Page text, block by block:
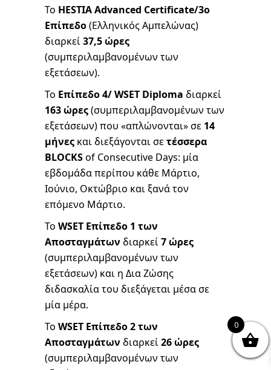
Το HESTIA Advanced Certificate/3ο
Επίπεδο(Ελληνικός Αμπελώνας)
διαρκεί37,5 ώρες
(συμπεριλαμβανομένων των
εξετάσεων).
Το Επίπεδο 4/ WSET Diploma διαρκεί
163 ώρες(συμπεριλαμβανομένων των
εξετάσεων) που «απλώνονται» σε 14
μήνες και διεξάγονται σετέσσερα
BLOCKSof Consecutive Days: μία
εβδομάδα περίπου κάθε Μάρτιο,
Ιούνιο, Οκτώβριο και ξανά τον
επόμενο Μάρτιο.
Το WSET Επίπεδο 1 των
Αποσταγμάτων διαρκεί7 ώρες
(συμπεριλαμβανομένων των
εξετάσεων) και η Δια Ζώσης
διδασκαλία του διεξάγεται μέσα σε
μία μέρα.
Το WSET Επίπεδο 2 των
Αποσταγμάτων διαρκεί26 ώρες
(συμπεριλαμβανομένων των
0